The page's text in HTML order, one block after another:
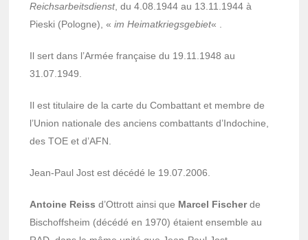
Reich­sar­beits­dienst, du 4.08.1944 au 13.11.1944 à
Pieski (Pologne), «im Heimat­krieg­sge­biet« .
Il sert dans l’Ar­mée française du 19.11.1948 au
31.07.1949.
Il est titu­laire de la carte du Combat­tant et membre de
l’Union natio­nale des anciens combat­tants d’In­do­chine,
des TOE et d’AFN.
Jean-Paul Jost est décédé le 19.07.2006.
Antoine Reiss d’Ot­trott ainsi que Marcel Fischerde
Bischoff­sheim (décédé en 1970) étaient ensemble au